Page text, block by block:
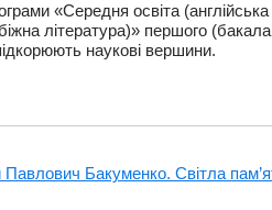
«Середня освіта
література)» першого
наукові вершини.
Павлович Бакуменко. Світла